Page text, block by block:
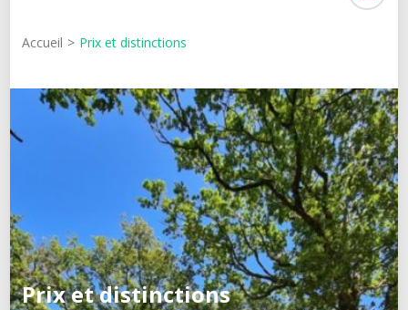
Accueil > Prix et distinctions
Prix et distinctions